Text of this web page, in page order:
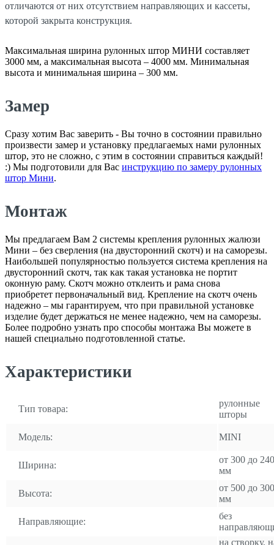
отличаются от них отсутствием направляющих и кассеты,
которой закрыта конструкция.
Максимальная ширина рулонных штор МИНИ составляет
3000 мм, а максимальная высота – 4000 мм. Минимальная
высота и минимальная ширина – 300 мм.
Замер
Сразу хотим Вас заверить - Вы точно в состоянии правильно
произвести замер и установку предлагаемых нами рулонных
штор, это не сложно, с этим в состоянии справиться каждый!
:) Мы подготовили для Вас инструкцию по замеру рулонных
штор Мини.
Монтаж
Мы предлагаем Вам 2 системы крепления рулонных жалюзи
Мини – без сверления (на двусторонний скотч) и на саморезы.
Наибольшей популярностью пользуется система крепления на
двусторонний скотч, так как такая установка не портит
оконную раму. Скотч можно отклеить и рама снова
приобретет первоначальный вид. Крепление на скотч очень
надежно – мы гарантируем, что при правильной установке
изделие будет держаться не менее надежно, чем на саморезы.
Более подробно узнать про способы монтажа Вы можете в
нашей специально подготовленной статье.
Характеристики
Тип товара:
рулонные
шторы
Модель: MINI
Ширина:
от 300 до
мм
Высота:
от 500 до
мм
Направляющие:
без
на створку,